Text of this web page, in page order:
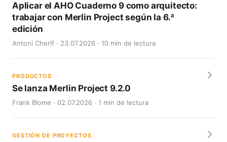
Aplicar el AHO Cuaderno 9 como arquitecto:
trabajar con Merlin Project según la 6.ª
edición
Antoni Cherif · 23.07.2026 · 10 min de lectura
PRODUCTOS
Se lanza Merlin Project 9.2.0
Frank Blome · 02.07.2026 · 1 min de lectura
GESTIÓN DE PROYECTOS